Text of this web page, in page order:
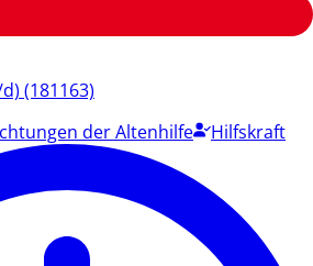
(181163)
der Altenhilfe Hilfskraft